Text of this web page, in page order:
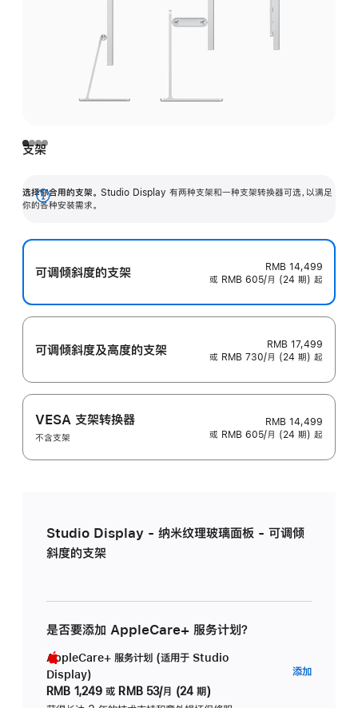
支架
选择你合用的支架。 Studio Display 有两种支架和一种支架转换器可选，以满足
你的各种安装需求。
展
可调倾斜度的支架
RMB 14,499
或 RMB 605/月 (24 期) 起
可调倾斜度及高‍度的支‍架
RMB 17,499
或 RMB 730/月 (24 期) 起
VESA 支架转换器
不含支架
RMB 14,499
或 RMB 605/月 (24 期) 起
Studio Display - 纳米纹理玻璃面板 - 可调倾
斜度的支架
是否要添加 AppleCare+ 服务计划？
AppleCare+ 服务计划 (适用于 Studio
Display)
RMB 1,249 或 RMB 53/月 (24 期)
添加